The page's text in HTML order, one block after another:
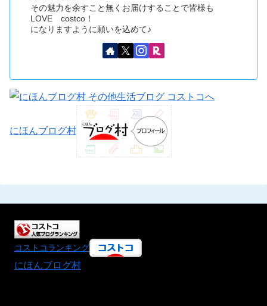
その魅力を余すこと無くお届けすることで皆様も
LOVE costco！
になりますように願いを込めて♪
にほんブログ村
コストコランキング
にほんブログ村